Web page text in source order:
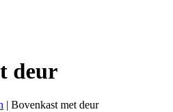
deur
| Bovenkast met deur